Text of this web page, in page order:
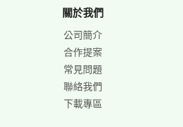
關於我們
公司簡介
合作提案
常見問題
聯絡我們
下載專區